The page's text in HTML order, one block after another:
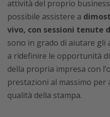
attività del proprio
possibile assistere a
vivo, con sessioni tenute
sono in grado di aiutare
a ridefinire le opportunità
della propria impresa con
prestazioni al massimo per
qualità della stampa.